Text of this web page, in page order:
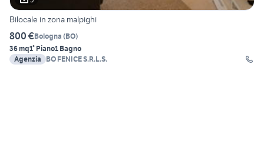
Bilocale in zona malpighi
800 €Bologna (BO)
36 mq1° Piano1 Bagno
Agenzia
BO FENICE S.R.L.S.